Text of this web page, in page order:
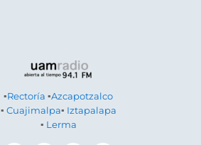
▪Rectoría ▪Azcapotzalco
▪ Cuajimalpa▪ Iztapalapa
▪ Lerma